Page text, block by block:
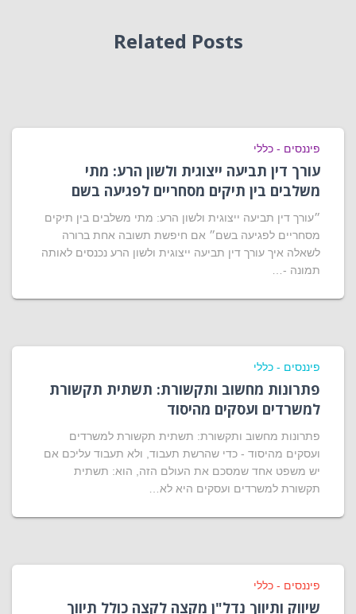
Related Posts
פיננסים - כללי
עורך דין תביעה ייצוגית ולשון הרע: מתי
משלבים בין תיקים מסחריים לפגיעה בשם
״עורך דין תביעה ייצוגית ולשון הרע: מתי משלבים בין תיקים
מסחריים לפגיעה בשם״ אם חיפשת תשובה אחת ברורה
לשאלה איך עורך דין תביעה ייצוגית ולשון הרע נכנסים לאותה
תמונה -…
פיננסים - כללי
פתרונות מחשוב ותקשורת: תשתית תקשורת
למשרדים ועסקים מהיסוד
פתרונות מחשוב ותקשורת: תשתית תקשורת למשרדים
ועסקים מהיסוד - כדי שהרשת תעבוד, ולא תעבוד עליכם אם
יש משפט אחד שמסכם את העולם הזה, הוא: תשתית
תקשורת למשרדים ועסקים היא לא…
פיננסים - כללי
שיווק ותיווך נדל"ן מקצה לקצה כולל תיווך